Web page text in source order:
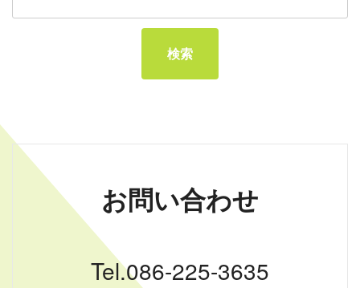
お問い合わせ
Tel.086-225-3635